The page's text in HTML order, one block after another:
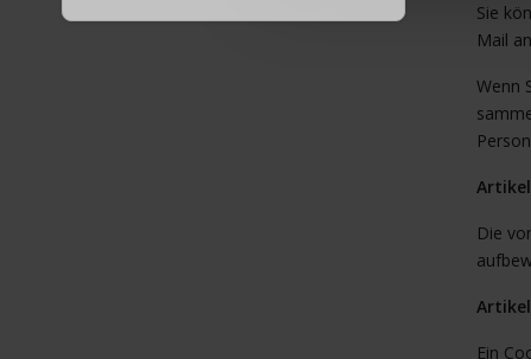
Sie
Mail
Wenn
Die
Ein